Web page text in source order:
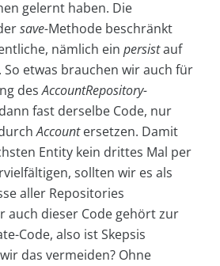
gelernt haben. Die
save-Methode beschränkt
nämlich ein persistauf
So etwas brauchen wir auch für
desAccountRepository-
fast derselbe Code, nur
Accountersetzen. Damit
Entity kein drittes Mal per
sollten wir es als
aller Repositories
auch dieser Code gehört zur
Code, also ist Skepsis
das vermeiden? Ohne